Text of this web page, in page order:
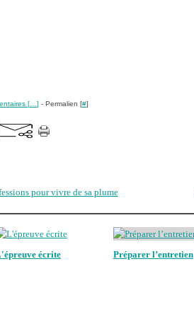
[ ] - Permalien [#]
pour vivre de sa plume
écrite Préparer l’entretien